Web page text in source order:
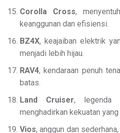
Corolla Cross,
keanggunan dan efisiensi.
BZ4X, keajaiban elektrik
menjadi lebih hijau.
RAV4, kendaraan penuh
batas.
Land Cruiser, legenda
menghadirkan kekuatan
Vios, anggun dan